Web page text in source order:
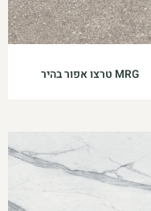
MRG טרצו אפור בהיר